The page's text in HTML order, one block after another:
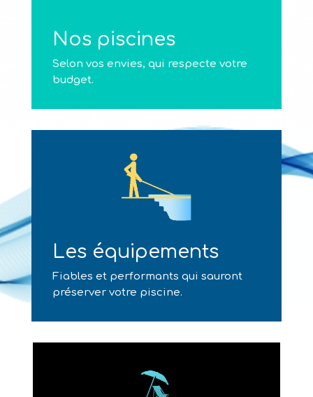
Nos piscines
Selon vos envies, qui respecte votre
budget.
Les équipements
Fiables et performants qui sauront
préserver votre piscine.